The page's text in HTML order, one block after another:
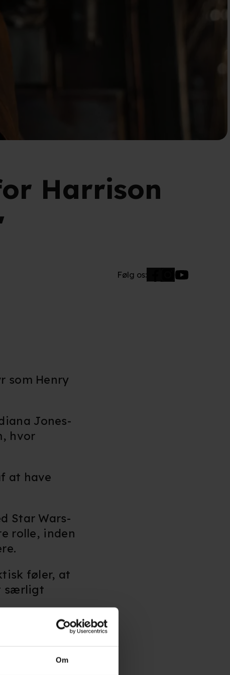
Om
Harrison
Følg os:
som Henry
Jones-
hvor
at have
Star Wars-
rolle, inden
føler, at
særligt
et eller
eller et eller